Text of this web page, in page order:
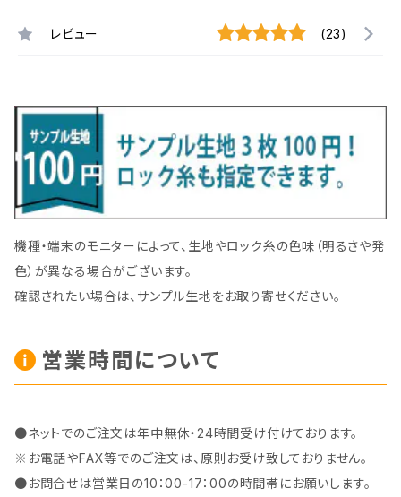
レビュー (23)
機種・端末のモニターによって、生地やロック糸の色味（明るさや発
色）が異なる場合がございます。
確認されたい場合は、サンプル生地をお取り寄せください。
営業時間について
●ネットでのご注文は年中無休・24時間受け付けております。
※お電話やFAX等でのご注文は、原則お受け致しておりません。
●お問合せは営業日の10：00-17：00の時間帯にお願いします。